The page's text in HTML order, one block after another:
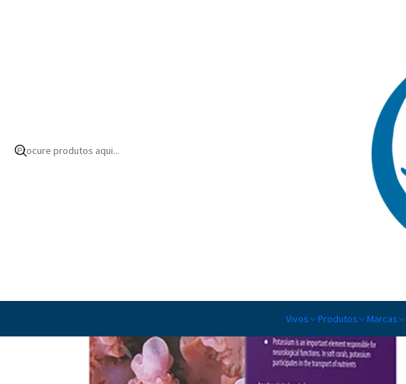
Vivos Produtos Marcas